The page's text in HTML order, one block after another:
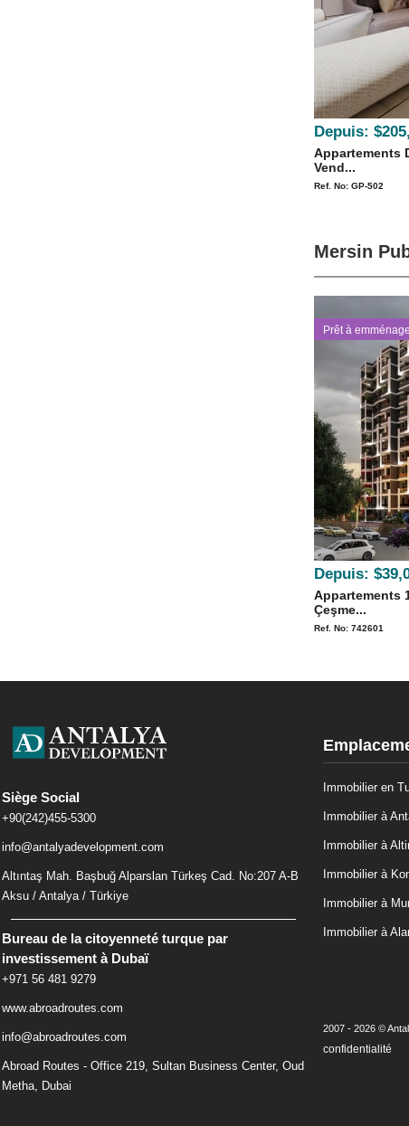
Depuis:
Appartements
Vend...
Ref. No: GP-502
Mersin
Prêt à
Depuis:
Appartements
Çeşme...
Ref. No: 742601
Siège Social
+90(242)455-5300
info@antalyadevelopment.com
Altıntaş Mah. Başbuğ Alparslan Türkeş Cad. No:207 A-B
Aksu / Antalya / Türkiye
Bureau de la citoyenneté turque par
investissement à Dubaï
+971 56 481 9279
www.abroadroutes.com
info@abroadroutes.com
Abroad Routes - Office 219, Sultan Business Center, Oud
Metha, Dubai
Immobilier en
Immobilier à
Immobilier à
Immobilier à
Immobilier à
Immobilier à
2007 - 2026 ©
confidentialité